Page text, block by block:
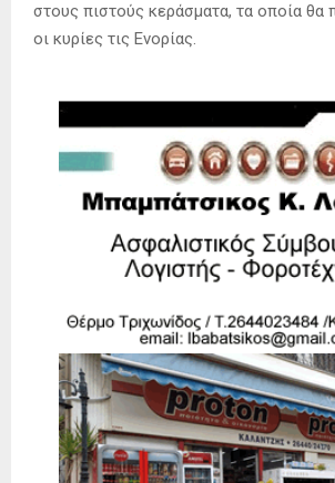
στους πιστούς κεράσματα, τα οποία θα
οι κυρίες τις Ενορίας.